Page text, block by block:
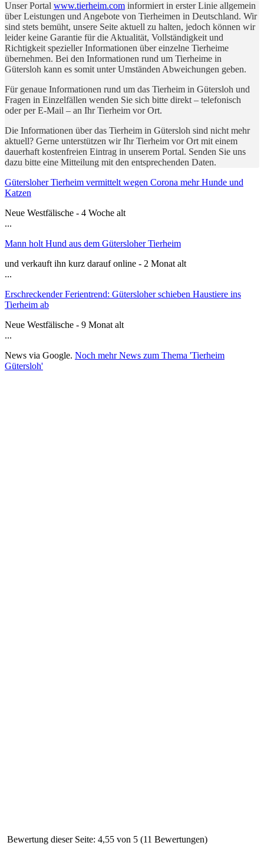
Unser Portal www.tierheim.com informiert in erster Linie allgemein
über Leistungen und Angebote von Tierheimen in Deutschland. Wir
sind stets bemüht, unsere Seite aktuell zu halten, jedoch können wir
leider keine Garantie für die Aktualität, Vollständigkeit und
Richtigkeit spezieller Informationen über einzelne Tierheime
übernehmen. Bei den Informationen rund um Tierheime in
Gütersloh kann es somit unter Umständen Abweichungen geben.
Für genaue Informationen rund um das Tierheim in Gütersloh und
Fragen in Einzelfällen wenden Sie sich bitte direkt – telefonisch
oder per E-Mail – an Ihr Tierheim vor Ort.
Die Informationen über das Tierheim in Gütersloh sind nicht mehr
aktuell? Gerne unterstützen wir Ihr Tierheim vor Ort mit einem
dauerhaft kostenfreien Eintrag in unserem Portal. Senden Sie uns
dazu bitte eine Mitteilung mit den entsprechenden Daten.
Gütersloher Tierheim vermittelt wegen Corona mehr Hunde und
Katzen
Neue Westfälische - 4 Woche alt
...
Mann holt Hund aus dem Gütersloher Tierheim
und verkauft ihn kurz darauf online - 2 Monat alt
...
Erschreckender Ferientrend: Gütersloher schieben Haustiere ins
Tierheim ab
Neue Westfälische - 9 Monat alt
...
News via Google. Noch mehr News zum Thema 'Tierheim
Gütersloh'
Bewertung dieser Seite: 4,55 von 5 (11 Bewertungen)